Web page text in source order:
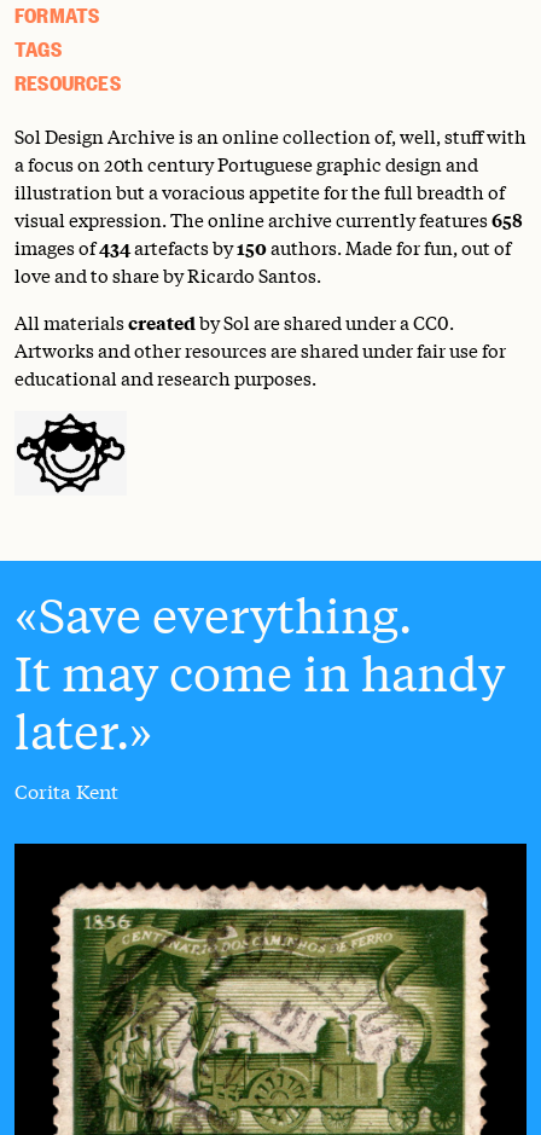
FORMATS
TAGS
RESOURCES
Sol Design Archive is an online collection of, well, stuff with
a focus on 20th century Portuguese graphic design and
illustration but a voracious appetite for the full breadth of
visual expression. The online archive currently features658
images of434artefacts by150authors. Made for fun, out of
love and to share by Ricardo Santos.
All materialscreatedby Sol are shared under aCC0.
Artworks and other resources are shared under fair use for
educational and research purposes.
Save everything.
It may come in handy
later.
Corita Kent